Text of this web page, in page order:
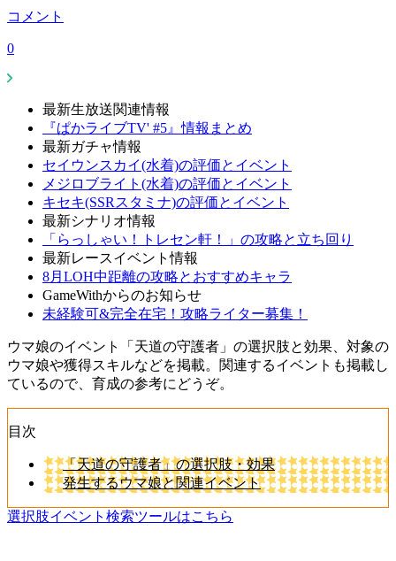
コメント
0
最新生放送関連情報
『ぱかライブTV' #5』情報まとめ
最新ガチャ情報
セイウンスカイ(水着)の評価とイベント
メジロブライト(水着)の評価とイベント
キセキ(SSRスタミナ)の評価とイベント
最新シナリオ情報
「らっしゃい！トレセン軒！」の攻略と立ち回り
最新レースイベント情報
8月LOH中距離の攻略とおすすめキャラ
GameWithからのお知らせ
未経験可&完全在宅！攻略ライター募集！
ウマ娘のイベント「天道の守護者」の選択肢と効果、対象の
ウマ娘や獲得スキルなどを掲載。関連するイベントも掲載し
ているので、育成の参考にどうぞ。
目次
「天道の守護者」の選択肢・効果
発生するウマ娘と関連イベント
選択肢イベント検索ツールはこちら